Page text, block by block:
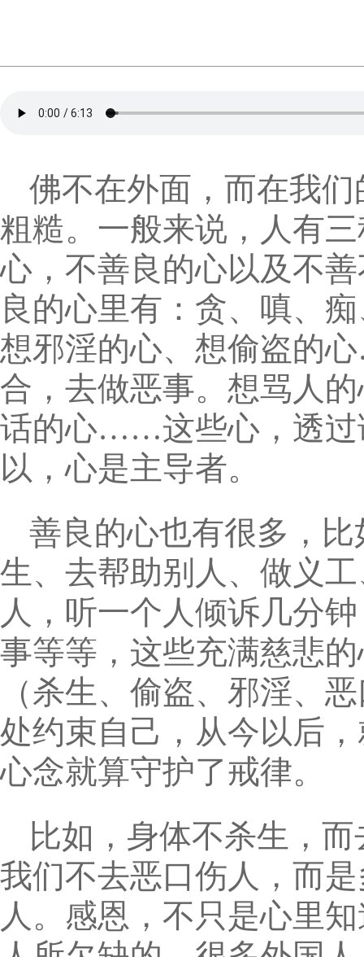
佛不在外面，而在我
粗糙。一般来说，人有
心，不善良的心以及不
良的心里有：贪、嗔、
想邪淫的心、想偷盗的
合，去做恶事。想骂人
话的心……这些心，透过
以，心是主导者。
善良的心也有很多，
生、去帮助别人、做义
人，听一个人倾诉几分
事等等，这些充满慈悲
（杀生、偷盗、邪淫、
处约束自己，从今以后
心念就算守护了戒律。
比如，身体不杀生，
我们不去恶口伤人，而
人。感恩，不只是心里